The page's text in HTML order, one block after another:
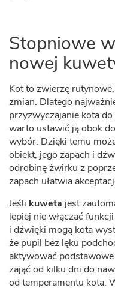
Stopniowe
nowej
Kot to zwierzę
zmian. Dlatego
przyzwyczajanie kota
warto ustawić ją obok
wybór. Dzięki temu
obiekt, jego zapach i
odrobinę żwirku z
zapach ułatwia
Jeśli kuweta jest
lepiej nie włączać
i dźwięki mogą kota
że pupil bez lęku
aktywować
zająć od kilku dni do
od temperamentu kota.